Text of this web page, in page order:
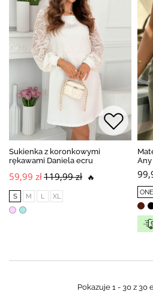
Sukienka z koronkowymi
rękawami Daniela ecru
59,99 zł119,99 zł 🔥
S M L XL
Any
Pokazuje 1 - 30 z